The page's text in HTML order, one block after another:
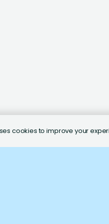
cookies to improve your